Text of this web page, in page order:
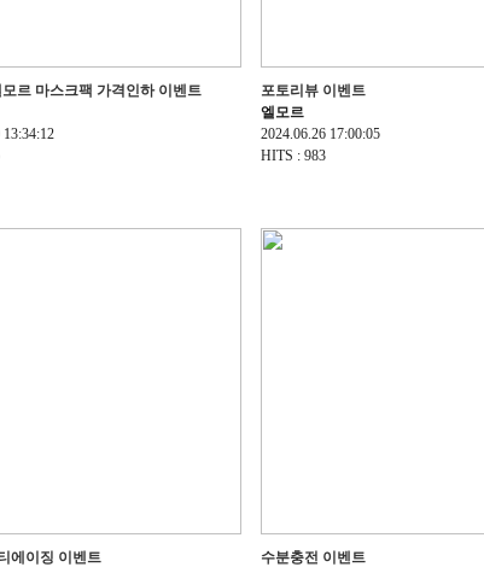
르 마스크팩 가격인하 이벤트
13:34:12
포토리뷰 이벤트
엘모르
2024.06.26 17:00:05
HITS : 983
에이징 이벤트 수분충전 이벤트